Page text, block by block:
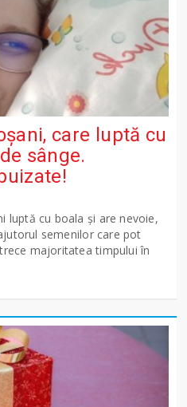
care luptă cu
sânge.
luptă cu boala și are nevoie,
semenilor care pot
majoritatea timpului în